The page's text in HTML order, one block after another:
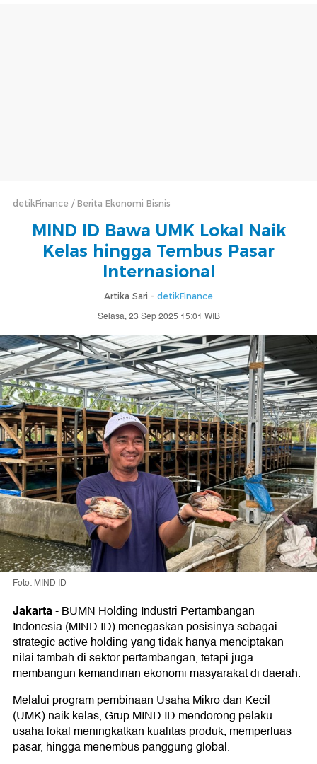
detikFinance Berita Ekonomi Bisnis
MIND ID Bawa UMK Lokal Naik
Kelas hingga Tembus Pasar
Internasional
Artika Sari - detikFinance
Selasa, 23 Sep 2025 15:01 WIB
Foto: MIND ID
Jakarta-BUMN Holding Industri Pertambangan
Indonesia (MIND ID) menegaskan posisinya sebagai
strategic active holding yang tidak hanya menciptakan
nilai tambah di sektor pertambangan, tetapi juga
membangun kemandirian ekonomi masyarakat di daerah.
Melalui program pembinaan Usaha Mikro dan Kecil
(UMK) naik kelas, Grup MIND ID mendorong pelaku
usaha lokal meningkatkan kualitas produk, memperluas
pasar, hingga menembus panggung global.